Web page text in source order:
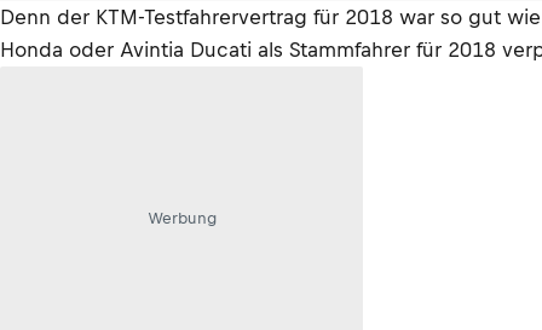
Denn der KTM-Testfahrervertrag für 2018 war so gut
Honda oder Avintia Ducati als Stammfahrer für 2018
Werbung